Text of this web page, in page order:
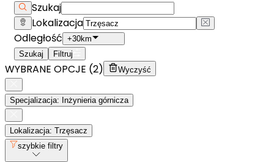
Szukaj
Lokalizacja
Odległość +30km
Szukaj
Filtruj
WYBRANE OPCJE (2) Wyczyść
Specjalizacja: Inżynieria górnicza
Lokalizacja: Trzęsacz
szybkie filtry